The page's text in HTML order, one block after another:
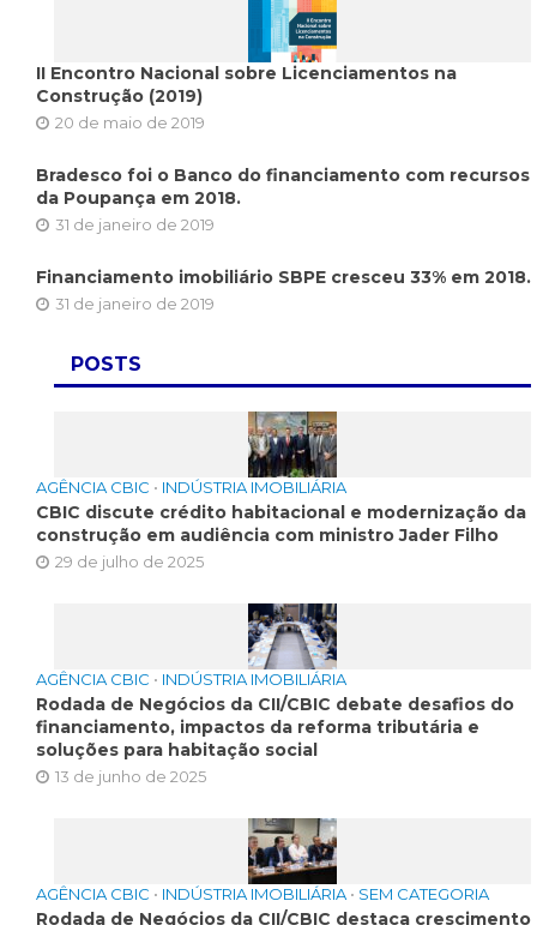
II Encontro Nacional sobre Licenciamentos na
Construção (2019)
20 de maio de 2019
Bradesco foi o Banco do financiamento com recursos
da Poupança em 2018.
31 de janeiro de 2019
Financiamento imobiliário SBPE cresceu 33% em 2018.
31 de janeiro de 2019
POSTS
AGÊNCIA CBIC • INDÚSTRIA IMOBILIÁRIA
CBIC discute crédito habitacional e modernização da
construção em audiência com ministro Jader Filho
29 de julho de 2025
AGÊNCIA CBIC • INDÚSTRIA IMOBILIÁRIA
Rodada de Negócios da CII/CBIC debate desafios do
financiamento, impactos da reforma tributária e
soluções para habitação social
13 de junho de 2025
AGÊNCIA CBIC • INDÚSTRIA IMOBILIÁRIA • SEM CATEGORIA
Rodada de Negócios da CII/CBIC destaca crescimento